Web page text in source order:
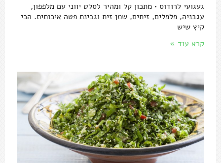
געגועי לרודוס • מתכון קל ומהיר לסלט יווני עם מלפפון,
עגבניה, פלפלים, זיתים, שמן זית וגבינת פטה איכותית. הכי
קיץ שיש
קרא עוד »